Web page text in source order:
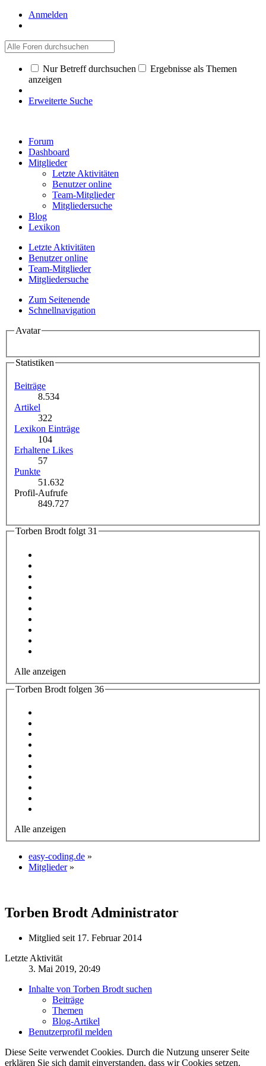
Anmelden
Nur Betreff durchsuchen
Ergebnisse als Themen
anzeigen
Erweiterte Suche
Forum
Dashboard
Mitglieder
Letzte Aktivitäten
Benutzer online
Team-Mitglieder
Mitgliedersuche
Blog
Lexikon
Letzte Aktivitäten
Benutzer online
Team-Mitglieder
Mitgliedersuche
Zum Seitenende
Schnellnavigation
Avatar
Statistiken
Beiträge
8.534
Artikel
322
Lexikon Einträge
104
Erhaltene Likes
57
Punkte
51.632
Profil-Aufrufe
849.727
Torben Brodt folgt 31
Alle anzeigen
Torben Brodt folgen 36
Alle anzeigen
easy-coding.de »
Mitglieder »
Torben BrodtAdministrator
Mitglied seit 17. Februar 2014
Letzte Aktivität
3. Mai 2019, 20:49
Inhalte von Torben Brodt suchen
Beiträge
Themen
Blog-Artikel
Benutzerprofil melden
Diese Seite verwendet Cookies. Durch die Nutzung unserer Seite
erklären Sie sich damit einverstanden, dass wir Cookies setzen.